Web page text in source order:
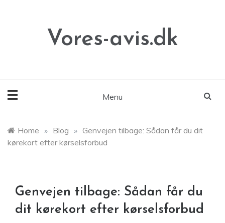
Vores-avis.dk
Menu
Home » Blog » Genvejen tilbage: Sådan får du dit
kørekort efter kørselsforbud
Genvejen tilbage: Sådan får du
dit kørekort efter kørselsforbud